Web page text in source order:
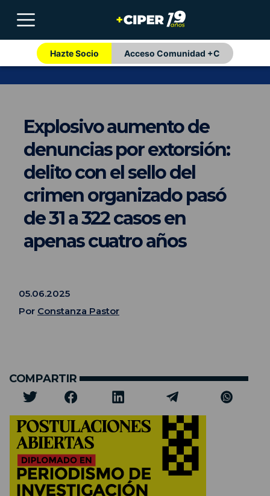
Hazte Socio Acceso Comunidad +C
Explosivo aumento de
denuncias por extorsión:
delito con el sello del
crimen organizado pasó
de 31 a 322 casos en
apenas cuatro años
05.06.2025
Por Constanza Pastor
COMPARTIR